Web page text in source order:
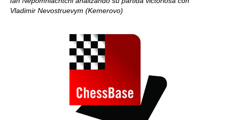
Vladimir Nevostruevym (Kemerovo)